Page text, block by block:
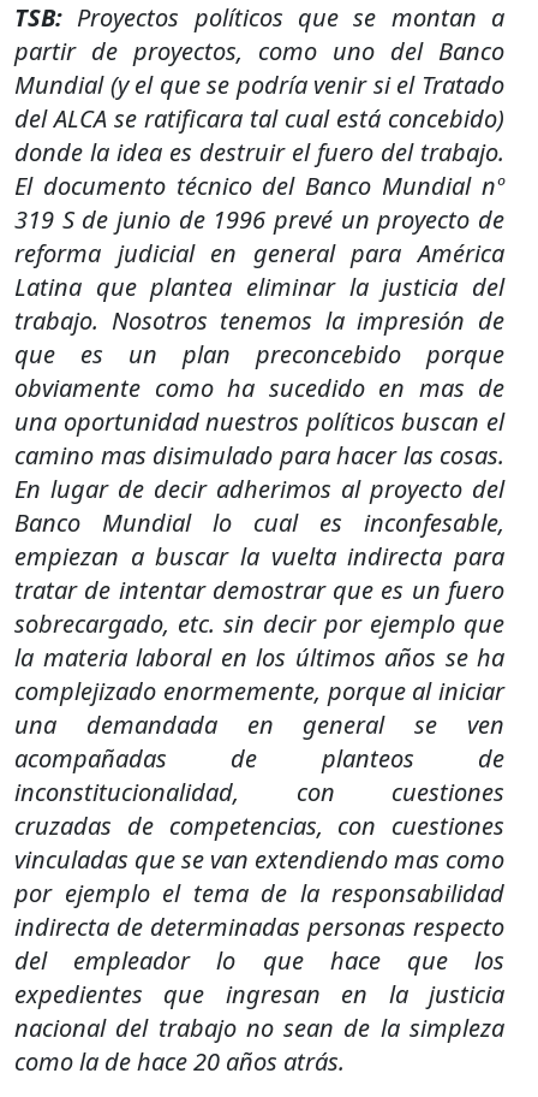
TSB: Proyectos políticos que se montan a
partir de proyectos, como uno del Banco
Mundial (y el que se podría venir si el Tratado
del ALCA se ratificara tal cual está concebido)
donde la idea es destruir el fuero del trabajo.
El documento técnico del Banco Mundial nº
319 S de junio de 1996 prevé un proyecto de
reforma judicial en general para América
Latina que plantea eliminar la justicia del
trabajo. Nosotros tenemos la impresión de
que es un plan preconcebido porque
obviamente como ha sucedido en mas de
una oportunidad nuestros políticos buscan el
camino mas disimulado para hacer las cosas.
En lugar de decir adherimos al proyecto del
Banco Mundial lo cual es inconfesable,
empiezan a buscar la vuelta indirecta para
tratar de intentar demostrar que es un fuero
sobrecargado, etc. sin decir por ejemplo que
la materia laboral en los últimos años se ha
complejizado enormemente, porque al iniciar
una demandada en general se ven
acompañadas de planteos de
inconstitucionalidad, con cuestiones
cruzadas de competencias, con cuestiones
vinculadas que se van extendiendo mas como
por ejemplo el tema de la responsabilidad
indirecta de determinadas personas respecto
del empleador lo que hace que los
expedientes que ingresan en la justicia
nacional del trabajo no sean de la simpleza
como la de hace 20 años atrás.